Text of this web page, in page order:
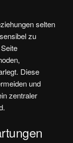
selten
zu
Diese
und
zentraler